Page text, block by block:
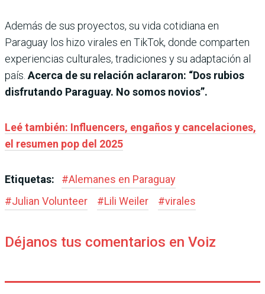
Además de sus proyectos, su vida cotidiana en
Paraguay los hizo virales en TikTok, donde comparten
experiencias culturales, tradiciones y su adaptación al
país. Acerca de su relación aclararon: “Dos rubios
disfrutando Paraguay. No somos novios”.
Leé también: Influencers, engaños y cancelaciones,
el resumen pop del 2025
Etiquetas: #Alemanes en Paraguay
#Julian Volunteer #Lili Weiler #virales
Déjanos tus comentarios en Voiz